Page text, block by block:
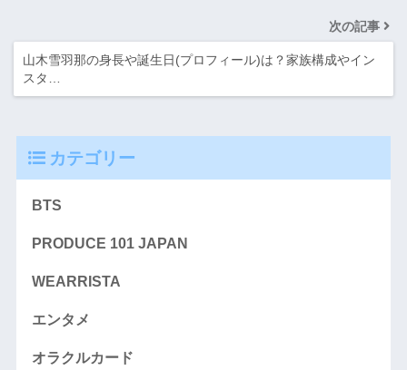
次の記事
山木雪羽那の身長や誕生日(プロフィール)は？家族構成やイン
スタ…
カテゴリー
BTS
PRODUCE 101 JAPAN
WEARRISTA
エンタメ
オラクルカード